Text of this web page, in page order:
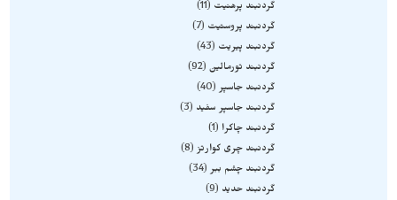
گردنبند پرهنیت
11
گردنبند پروستیت
7
گردنبند پیریت
43
گردنبند تورمالین 92
گردنبند جاسپر 40
گردنبند جاسپر سفید
3
گردنبند چاکرا
1
گردنبند چری کوارتز 8
گردنبند چشم ببر 34
گردنبند حدید
9